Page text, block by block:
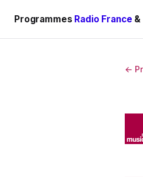
Programmes Radio France
←